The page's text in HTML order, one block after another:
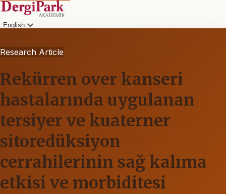
English
Research Article
Rekürren over kanseri
hastalarında uygulanan
tersiyer ve kuaterner
sitoredüksiyon
cerrahilerinin sağ kalıma
etkisi ve morbiditesi